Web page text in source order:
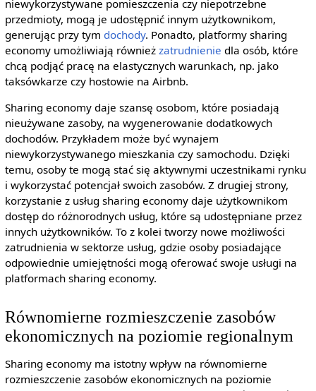
niewykorzystywane pomieszczenia czy niepotrzebne
przedmioty, mogą je udostępnić innym użytkownikom,
generując przy tym dochody. Ponadto, platformy sharing
economy umożliwiają również zatrudnienie dla osób, które
chcą podjąć pracę na elastycznych warunkach, np. jako
taksówkarze czy hostowie na Airbnb.
Sharing economy daje szansę osobom, które posiadają
nieużywane zasoby, na wygenerowanie dodatkowych
dochodów. Przykładem może być wynajem
niewykorzystywanego mieszkania czy samochodu. Dzięki
temu, osoby te mogą stać się aktywnymi uczestnikami rynku
i wykorzystać potencjał swoich zasobów. Z drugiej strony,
korzystanie z usług sharing economy daje użytkownikom
dostęp do różnorodnych usług, które są udostępniane przez
innych użytkowników. To z kolei tworzy nowe możliwości
zatrudnienia w sektorze usług, gdzie osoby posiadające
odpowiednie umiejętności mogą oferować swoje usługi na
platformach sharing economy.
Równomierne rozmieszczenie zasobów
ekonomicznych na poziomie regionalnym
Sharing economy ma istotny wpływ na równomierne
rozmieszczenie zasobów ekonomicznych na poziomie